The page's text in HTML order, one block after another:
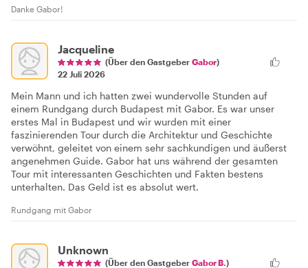
Danke Gabor!
Jacqueline
(Über den Gastgeber Gabor)
22 Juli 2026
Mein Mann und ich hatten zwei wundervolle Stunden auf
einem Rundgang durch Budapest mit Gabor. Es war unser
erstes Mal in Budapest und wir wurden mit einer
faszinierenden Tour durch die Architektur und Geschichte
verwöhnt, geleitet von einem sehr sachkundigen und äußerst
angenehmen Guide. Gabor hat uns während der gesamten
Tour mit interessanten Geschichten und Fakten bestens
unterhalten. Das Geld ist es absolut wert.
Rundgang mit Gabor
Unknown
(Über den Gastgeber Gabor B. )